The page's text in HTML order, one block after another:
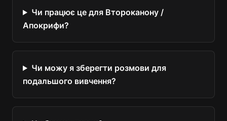
Чи працює це для Второканону /
Апокрифи?
Чи можу я зберегти розмови для
подальшого вивчення?